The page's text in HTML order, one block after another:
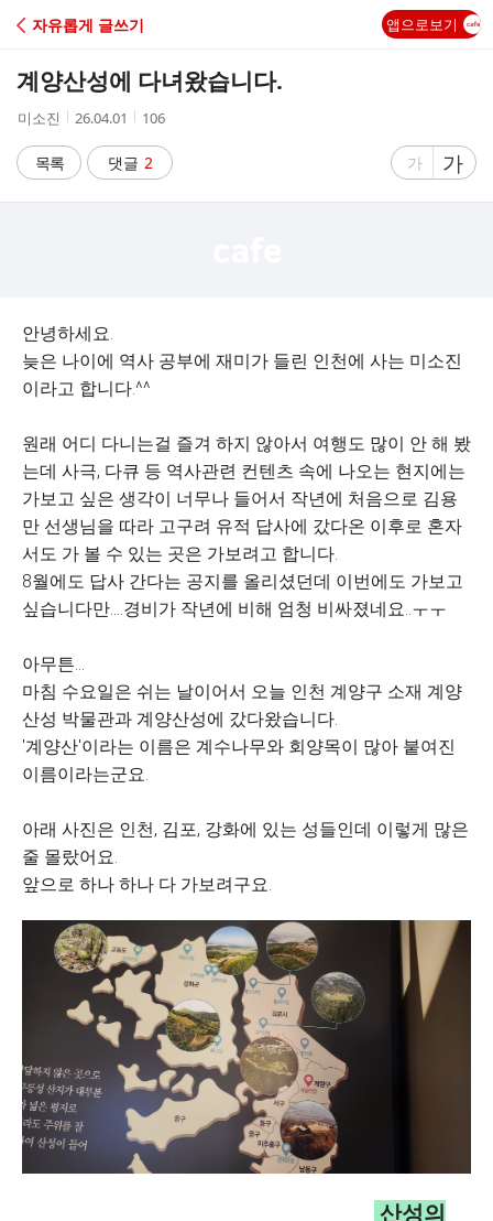
C
A
자유롭게 글쓰기 앱으로보기
계양산성에 다녀왔습니다.
작
자
미소진
작
시
간
26.04.01
조
수
106
목록 댓글 2
글
가
글
자
가
안녕하세요.
늦은 나이에 역사 공부에 재미가 들린 인천에 사는 미소진
이라고 합니다.^^
원래 어디 다니는걸 즐겨 하지 않아서 여행도 많이 안 해 봤
는데 사극, 다큐 등 역사관련 컨텐츠 속에 나오는 현지에는
가보고 싶은 생각이 너무나 들어서 작년에 처음으로 김용
만 선생님을 따라 고구려 유적 답사에 갔다온 이후로 혼자
서도 가 볼 수 있는 곳은 가보려고 합니다.
8월에도 답사 간다는 공지를 올리셨던데 이번에도 가보고
싶습니다만....경비가 작년에 비해 엄청 비싸졌네요..ㅜㅜ
아무튼...
마침 수요일은 쉬는 날이어서 오늘 인천 계양구 소재 계양
산성 박물관과 계양산성에 갔다왔습니다.
'계양산'이라는 이름은 계수나무와 회양목이 많아 붙여진
이름이라는군요.
아래 사진은 인천, 김포, 강화에 있는 성들인데 이렇게 많은
줄 몰랐어요.
앞으로 하나 하나 다 가보려구요.
산성의